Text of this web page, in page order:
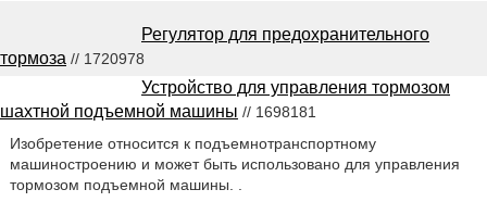
Регулятор для предохранительного
тормоза // 1720978
Устройство для управления тормозом
шахтной подъемной машины // 1698181
Изобретение относится к подъемнотранспортному
машиностроению и может быть использовано для управления
тормозом подъемной машины. .